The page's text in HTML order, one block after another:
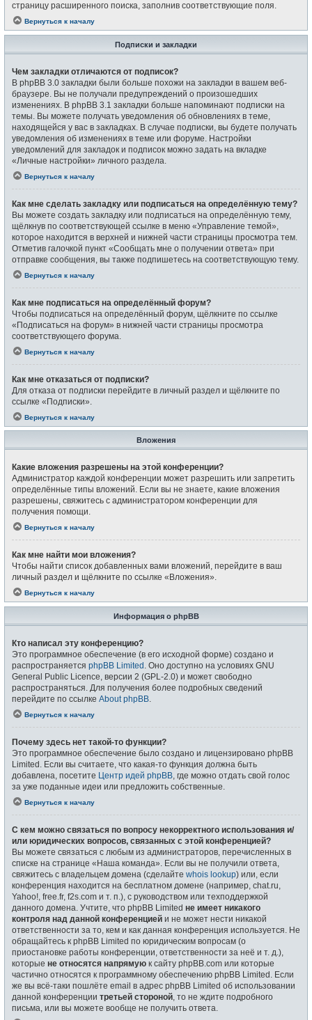
страницу расширенного поиска, заполнив соответствующие поля.
Вернуться к началу
Подписки и закладки
Чем закладки отличаются от подписок?
В phpBB 3.0 закладки были больше похожи на закладки в вашем веб-
браузере. Вы не получали предупреждений о произошедших
изменениях. В phpBB 3.1 закладки больше напоминают подписки на
темы. Вы можете получать уведомления об обновлениях в теме,
находящейся у вас в закладках. В случае подписки, вы будете получать
уведомления об изменениях в теме или форуме. Настройки
уведомлений для закладок и подписок можно задать на вкладке
«Личные настройки» личного раздела.
Вернуться к началу
Как мне сделать закладку или подписаться на определённую тему?
Вы можете создать закладку или подписаться на определённую тему,
щёлкнув по соответствующей ссылке в меню «Управление темой»,
которое находится в верхней и нижней части страницы просмотра тем.
Отметив галочкой пункт «Сообщать мне о получении ответа» при
отправке сообщения, вы также подпишетесь на соответствующую тему.
Вернуться к началу
Как мне подписаться на определённый форум?
Чтобы подписаться на определённый форум, щёлкните по ссылке
«Подписаться на форум» в нижней части страницы просмотра
соответствующего форума.
Вернуться к началу
Как мне отказаться от подписки?
Для отказа от подписки перейдите в личный раздел и щёлкните по
ссылке «Подписки».
Вернуться к началу
Вложения
Какие вложения разрешены на этой конференции?
Администратор каждой конференции может разрешить или запретить
определённые типы вложений. Если вы не знаете, какие вложения
разрешены, свяжитесь с администратором конференции для
получения помощи.
Вернуться к началу
Как мне найти мои вложения?
Чтобы найти список добавленных вами вложений, перейдите в ваш
личный раздел и щёлкните по ссылке «Вложения».
Вернуться к началу
Информация о phpBB
Кто написал эту конференцию?
Это программное обеспечение (в его исходной форме) создано и
распространяется phpBB Limited . Оно доступно на условиях GNU
General Public Licence, версии 2 (GPL-2.0) и может свободно
распространяться. Для получения более подробных сведений
перейдите по ссылке About phpBB
Вернуться к началу
Почему здесь нет такой-то функции?
Это программное обеспечение было создано и лицензировано phpBB
Limited. Если вы считаете, что какая-то функция должна быть
добавлена, посетите Центр идей phpBB , где можно отдать свой голос
за уже поданные идеи или предложить собственные.
Вернуться к началу
С кем можно связаться по вопросу некорректного использования и/
или юридических вопросов, связанных с этой конференцией?
Вы можете связаться с любым из администраторов, перечисленных в
списке на странице «Наша команда». Если вы не получили ответа,
свяжитесь с владельцем домена (сделайте whois lookup) или, если
конференция находится на бесплатном домене (например, chat.ru,
Yahoo!, free.fr, f2s.com и т. п.), с руководством или техподдержкой
данного домена. Учтите, что phpBB Limited не имеет никакого
контроля над данной конференцией и не может нести никакой
ответственности за то, кем и как данная конференция используется. Не
обращайтесь к phpBB Limited по юридическим вопросам (о
приостановке работы конференции, ответственности за неё и т. д.),
которые не относятся напрямую к сайту phpBB.com или которые
частично относятся к программному обеспечению phpBB Limited. Если
же вы всё-таки пошлёте email в адрес phpBB Limited об использовании
данной конференции третьей стороной , то не ждите подробного
письма, или вы можете вообще не получить ответа.